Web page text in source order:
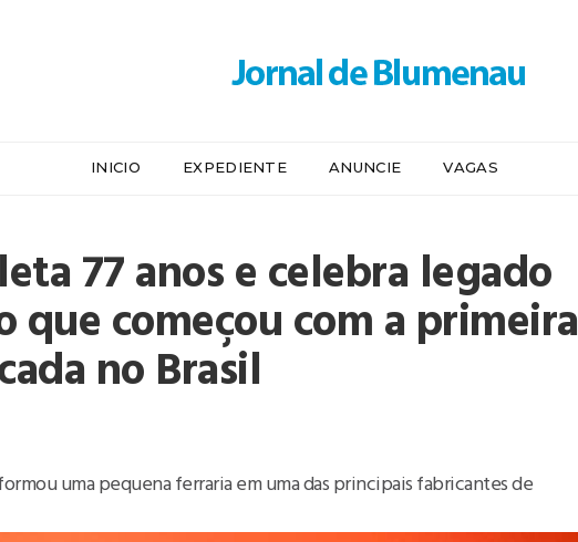
INICIO EXPEDIENTE ANUNCIE VAGAS
77 anos e celebra legado
que começou com a primeira
no Brasil
uma pequena ferraria em uma das principais fabricantes de